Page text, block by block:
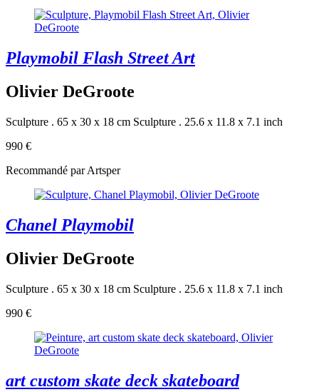
Playmobil Flash Street Art
Olivier DeGroote
Sculpture . 65 x 30 x 18 cm Sculpture . 25.6 x 11.8 x 7.1 inch
990 €
Recommandé par Artsper
Chanel Playmobil
Olivier DeGroote
Sculpture . 65 x 30 x 18 cm Sculpture . 25.6 x 11.8 x 7.1 inch
990 €
art custom skate deck skateboard